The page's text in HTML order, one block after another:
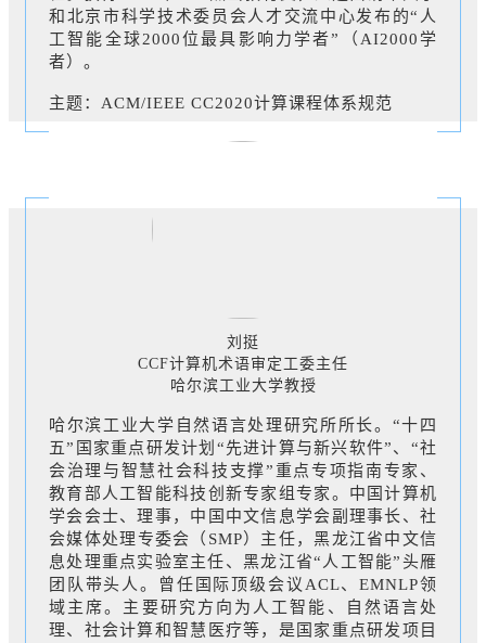
和北京市科学技术委员会人才交流中心发布的“人
工智能全球2000位最具影响力学者”（AI2000学
者）。
主题：ACM/IEEE CC2020计算课程体系规范
刘挺
CCF计算机术语审定工委主任
哈尔滨工业大学教授
哈尔滨工业大学自然语言处理研究所所长。“十四
五”国家重点研发计划“先进计算与新兴软件”、“社
会治理与智慧社会科技支撑”重点专项指南专家、
教育部人工智能科技创新专家组专家。中国计算机
学会会士、理事，中国中文信息学会副理事长、社
会媒体处理专委会（SMP）主任，黑龙江省中文信
息处理重点实验室主任、黑龙江省“人工智能”头雁
团队带头人。曾任国际顶级会议ACL、EMNLP领
域主席。主要研究方向为人工智能、自然语言处
理、社会计算和智慧医疗等，是国家重点研发项目